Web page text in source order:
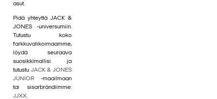
asut.
Pidä yhteyttä JACK &
JONES -universumiin.
Tutustu koko
farkkuvalikoimaamme,
löydä seuraava
suosikkimallisi ja
tutustu JACK & JONES
JUNIOR -maailmaan
tai sisarbrändiimme:
JJXX.